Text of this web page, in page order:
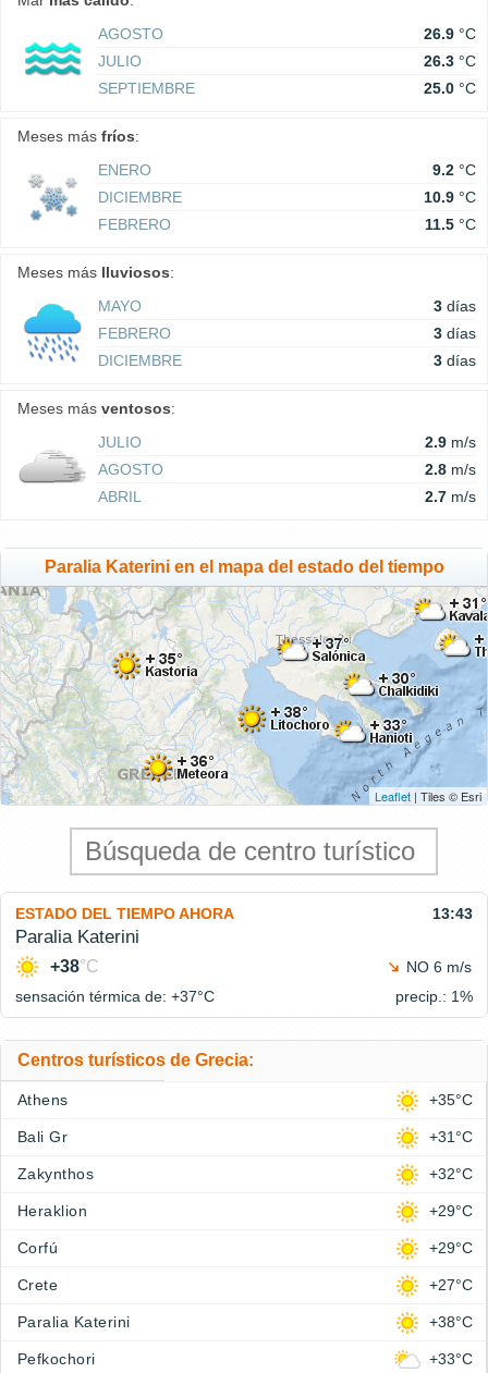
AGOSTO
26.9 °C
JULIO
26.3 °C
SEPTIEMBRE
25.0 °C
Meses más fríos:
ENERO
9.2 °C
DICIEMBRE
10.9 °C
FEBRERO
11.5 °C
Meses más lluviosos:
MAYO
3 días
FEBRERO
3 días
DICIEMBRE
3 días
Meses más ventosos:
JULIO
2.9 m/s
AGOSTO
2.8 m/s
ABRIL
2.7 m/s
Paralia Katerini en el mapa del estado del tiempo
Leaflet | Tiles © Esri
ESTADO DEL TIEMPO AHORA 13:43
Paralia Katerini
+38°C
NO 6 m/s
sensación térmica de: +37°C precip.: 1%
Centros turísticos de Grecia:
Athens +35°C
Bali Gr +31°C
Zakynthos +32°C
Heraklion +29°C
Corfú +29°C
Crete +27°C
Paralia Katerini +38°C
Pefkochori +33°C